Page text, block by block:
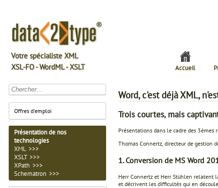
Votre spécialiste XML
XSL-FO - WordML - XSLT
Accueil
Offres d'emploi
Présentation de nos
technologies
XML >>>
XSLT >>>
XPath >>>
Schematron >>>
Word, c'est déjà XML,
Trois courtes, mais
Présentations dans le cadre des 3èmes
Thomas Connertz, directeur de gestion
1. Conversion de MS Word
Herr Connertz et Herr Stühlen relatent
et décrivent les difficultés qui en